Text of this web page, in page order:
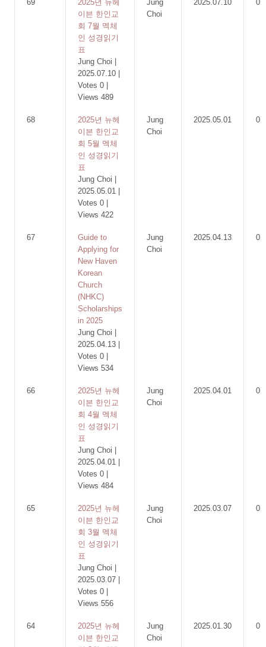
69
2025년 뉴헤
이븐 한인교
회 7월 멕체
인 성경읽기
표
Jung Choi
2025.07.10
Votes 0
Views 489
Jung
Choi
2025.07.10 0
68
2025년 뉴헤
이븐 한인교
회 5월 멕체
인 성경읽기
표
Jung Choi
2025.05.01
Votes 0
Views 422
Jung
Choi
2025.05.01 0
67
Guide to
Applying for
New Haven
Korean
Church
(NHKC)
Scholarships
in 2025
Jung Choi
2025.04.13
Votes 0
Views 534
Jung
Choi
2025.04.13 0
66
2025년 뉴헤
이븐 한인교
회 4월 멕체
인 성경읽기
표
Jung Choi
2025.04.01
Votes 0
Views 484
Jung
Choi
2025.04.01 0
65
2025년 뉴헤
이븐 한인교
회 3월 멕체
인 성경읽기
표
Jung Choi
2025.03.07
Votes 0
Views 556
Jung
Choi
2025.03.07 0
64
2025년 뉴헤
이븐 한인교
Jung
Choi
2025.01.30 0